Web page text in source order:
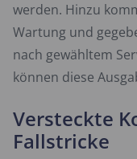
werden. Hinzu
Wartung und
nach gewähltem
können diese
Versteckte
Fallstricke